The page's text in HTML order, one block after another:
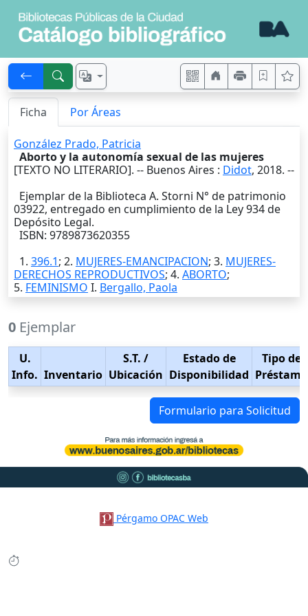
Ficha Por Áreas
González Prado, Patricia
Aborto y la autonomía sexual de las mujeres
[TEXTO NO LITERARIO]. -- Buenos Aires : Didot, 2018. --
Ejemplar de la Biblioteca A. Storni N° de patrimonio
03922, entregado en cumplimiento de la Ley 934 de
Depósito Legal.
ISBN: 9789873620355
1. 396.1; 2. MUJERES-EMANCIPACION; 3. MUJERES-
DERECHOS REPRODUCTIVOS; 4. ABORTO;
5. FEMINISMO I. Bergallo, Paola
0 Ejemplar
U.
Info. Inventario
S.T. /
Ubicación
Estado de
Disponibilidad
Tipo de
Préstamo
Formulario para Solicitud
Pérgamo OPAC Web